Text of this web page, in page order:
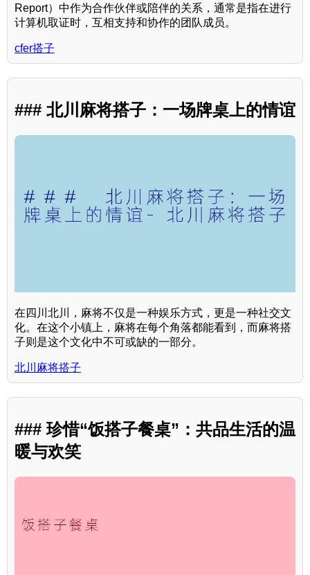
Report）中作为合作伙伴或陪伴的关系，通常是指在进行
计算机取证时，互相支持和协作的团队成员。
cfer搭子
### 北川麻将搭子：一场牌桌上的情谊
在四川北川，麻将不仅是一种娱乐方式，更是一种社交文
化。在这个小镇上，麻将在每个角落都能看到，而麻将搭
子则是这个文化中不可或缺的一部分。
北川麻将搭子
### 珍惜“饭搭子餐桌”：共品生活的温
暖与欢笑